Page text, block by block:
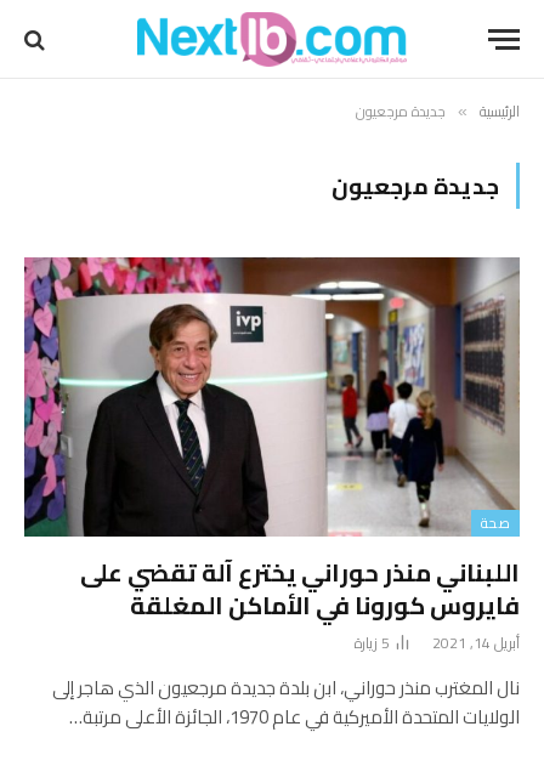
الرئيسية » جديدة مرجعيون
جديدة مرجعيون
صحة
اللبناني منذر حوراني يخترع آلة تقضي على
فايروس كورونا في الأماكن المغلقة
أبريل 14, 2021 5 زيارة
نال المغترب منذر حوراني، ابن بلدة جديدة مرجعيون الذي هاجر إلى
الولايات المتحدة الأميركية في عام 1970، الجائزة الأعلى مرتبة…